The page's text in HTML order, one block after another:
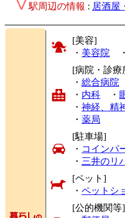
駅周辺の情報 : 居酒屋
[美容]
・ 美容院 ・
[病院・診療
・ 総合病院
・ 内科 ・
・ 神経、精
・ 薬局
[駐車場]
・ コインパ
・ 三井のリ
[ペット]
・ ペットシ
[公的機関等]